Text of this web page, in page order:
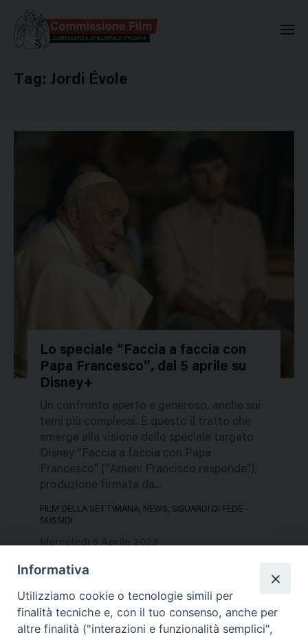
Tag: Jordi Évole
83086
Lo speciale “Faccia a faccia con
Papa Francesco”, dal 5 aprile su
Disney+
Un confronto aperto e generoso, anche sui
temi più complessi. È questo il tratto che
emerge alla visione dello speciale targato
Disney “Faccia a faccia con Papa
Francesco” (“Amen: Francisco responde”),
produzione firmata da...
FILM DELLA SETTIMANA, NEWS, SGUARDI DI FEDE -
SUSSIDI
Informativa
Utilizziamo cookie o tecnologie simili per
finalità tecniche e, con il tuo consenso, anche per
altre finalità ("interazioni e funzionalità semplici",